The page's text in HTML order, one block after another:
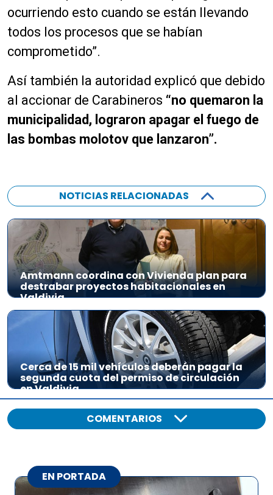
ocurriendo esto cuando se están llevando
todos los procesos que se habían
comprometido”.
Así también la autoridad explicó que debido
al accionar de Carabineros “no quemaron la
municipalidad, lograron apagar el fuego de
las bombas molotov que lanzaron”.
NOTICIAS RELACIONADAS
Amtmann coordina con Vivienda plan para
destrabar proyectos habitacionales en
Valdivia
Cerca de 15 mil vehículos deberán pagar la
segunda cuota del permiso de circulación
en Valdivia
COMENTARIOS
EN PORTADA